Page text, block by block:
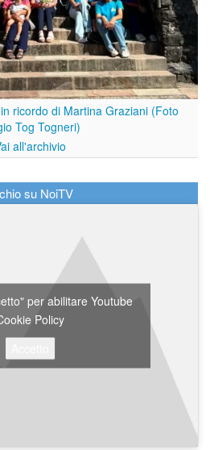
ricordo di Martina Graziani (Foto
Tog Togneri)
all'archivio
su NoiTV
per abilitare Youtube
Policy